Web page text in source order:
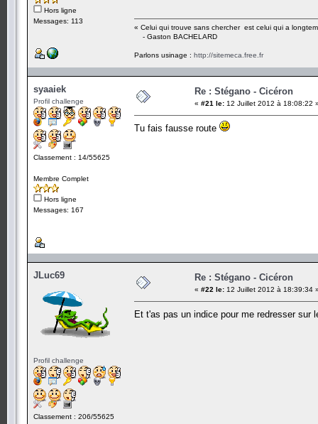
Hors ligne
Messages: 113
« Celui qui trouve sans chercher est celui qui a
- Gaston BACHELARD
Parlons usinage : http://sitemeca.free.fr
syaaiek
Profil challenge
Classement : 14/55625
Membre Complet
Hors ligne
Messages: 167
Re : Stégano - Cicéron
« #21 le: 12 Juillet 2012 à 18:08:22
Tu fais fausse route
JLuc69
Profil challenge
Classement : 206/55625
Re : Stégano - Cicéron
« #22 le: 12 Juillet 2012 à 18:39:34
Et t'as pas un indice pour me redresser